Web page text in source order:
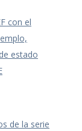
con el
estado
de la serie